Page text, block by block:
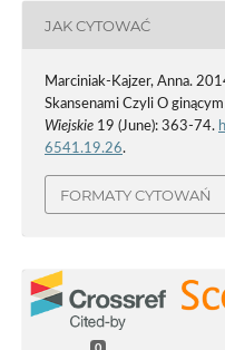
JAK CYTOWAĆ
Marciniak-Kajzer, Anna.
Skansenami Czyli O
Wiejskie19 (June): 363-74.
6541.19.26.
FORMATY CYTOWAŃ